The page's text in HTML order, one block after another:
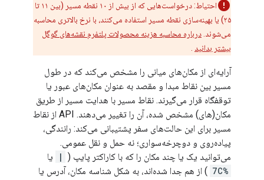
احتیاط: درخواست‌هایی که از بیش از ۱۰ نقطه مسیر (بین ۱۱ تا
۲۵) یا بهینه‌سازی نقطه مسیر استفاده می‌کنند، با نرخ بالاتری محاسبه
می‌شوند. درباره محاسبه هزینه محصولات پلتفرم نقشه‌های گوگل
بیشتر بدانید
آرایه‌ای از مکان‌های میانی را مشخص می‌کند که در طول
مسیر بین نقاط مبدا و مقصد به عنوان مکان‌های عبور یا
توقفگاه قرار می‌گیرند. نقاط مسیر با هدایت مسیر از طریق
مکان(های) مشخص شده، آن را تغییر می‌دهند. API از نقاط
مسیر برای این حالت‌های سفر پشتیبانی می‌کند: رانندگی،
پیاده‌روی و دوچرخه‌سواری؛ نه حمل و نقل عمومی.
می‌توانید یک یا چند مکان را که با کاراکتر پایپ ( |
یا
%7C
) از هم جدا شده‌اند، به شکل شناسه مکان، آدرس یا